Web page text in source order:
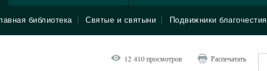
библиотека Святые и святыни Подвижники благочестия
12 410 просмотров Распечатать